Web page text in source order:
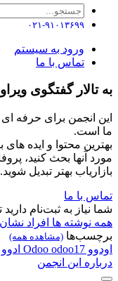
۰۲۱-۹۱۰۱۳۶۹۹
ورود به سیستم
تماس با ما
به تالار گفتگوی
این انجمن برای حرفه
ما است.
بهترین محتوا و ایده های
مورد آنها بحث کنید،
بازاریاب بهتر تبدیل شوید.
تماس با ما
شما نیاز به ثبت‌نام دارید
همه نوشته ها افراد
برچسب‌ها (مشاهده همه)
اودوو Odoo odoo17 ادوو
درباره این انجمن